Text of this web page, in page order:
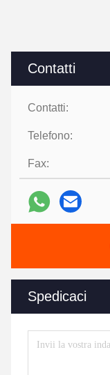
Contatti
Contatti:
Telefono:
Fax:
Spedicaci